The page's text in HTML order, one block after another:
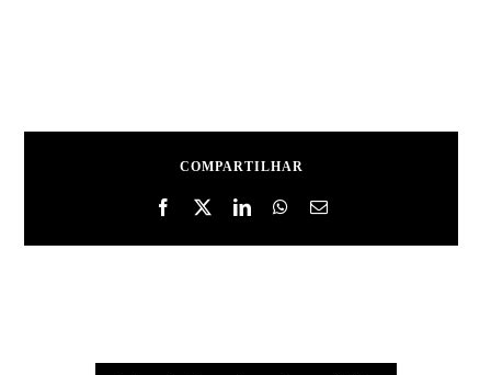
COMPARTILHAR